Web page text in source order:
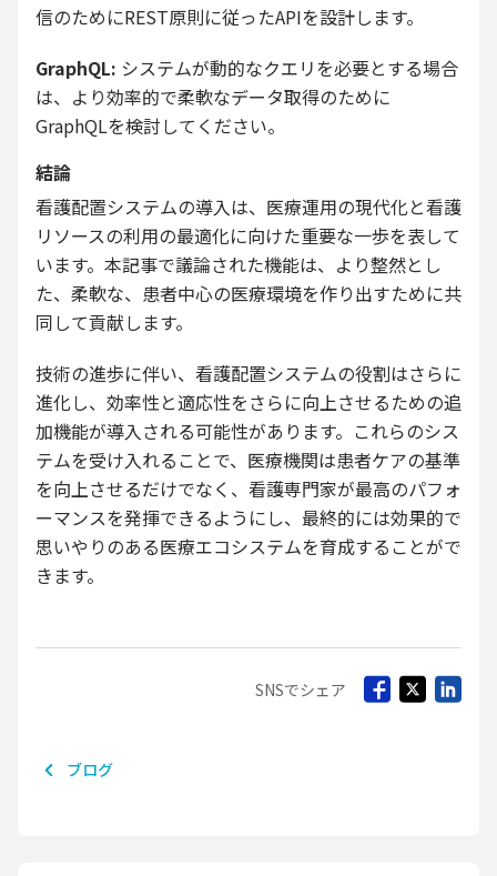
信のためにREST原則に従ったAPIを設計します。
GraphQL: システムが動的なクエリを必要とする場合
は、より効率的で柔軟なデータ取得のために
GraphQLを検討してください。
結論
看護配置システムの導入は、医療運用の現代化と看護
リソースの利用の最適化に向けた重要な一歩を表して
います。本記事で議論された機能は、より整然とし
た、柔軟な、患者中心の医療環境を作り出すために共
同して貢献します。
技術の進歩に伴い、看護配置システムの役割はさらに
進化し、効率性と適応性をさらに向上させるための追
加機能が導入される可能性があります。これらのシス
テムを受け入れることで、医療機関は患者ケアの基準
を向上させるだけでなく、看護専門家が最高のパフォ
ーマンスを発揮できるようにし、最終的には効果的で
思いやりのある医療エコシステムを育成することがで
きます。
SNSでシェア
ブログ